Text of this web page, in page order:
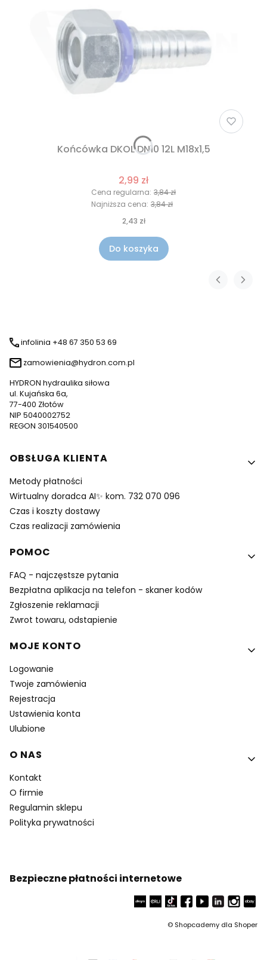
Końcówka DKOL DN10 12L M18x1,5
2,99 zł
Cena regularna: 3,84 zł
Najniższa cena: 3,84 zł
2,43 zł
Do koszyka
infolinia +48 67 350 53 69
zamowienia@hydron.com.pl
HYDRON hydraulika siłowa
ul. Kujańska 6a,
77-400 Złotów
NIP 5040002752
REGON 301540500
Linki w stopce
OBSŁUGA KLIENTA
Metody płatności
Wirtualny doradca AI✨ kom. 732 070 096
Czas i koszty dostawy
Czas realizacji zamówienia
POMOC
FAQ - najczęstsze pytania
Bezpłatna aplikacja na telefon - skaner kodów
Zgłoszenie reklamacji
Zwrot towaru, odstapienie
MOJE KONTO
Logowanie
Twoje zamówienia
Rejestracja
Ustawienia konta
Ulubione
O NAS
Kontakt
O firmie
Regulamin sklepu
Polityka prywatności
Bezpieczne płatności internetowe
© Shopcademy dla Shoper